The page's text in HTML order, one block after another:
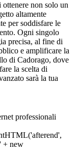
ottenere non solo un
altamente
per soddisfare le
Ogni singolo
precisa, al fine di
e amplificare la
di Cadorago, dove
la scelta di
sarà la tua